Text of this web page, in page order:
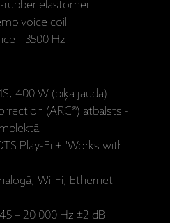
rubber elastomer
voice coil
- 3500 Hz
400 W (pīķa jauda)
(ARC®) atbalsts -
Play-Fi + "Works with
Wi-Fi, Ethernet
– 20 000 Hz ±2 dB